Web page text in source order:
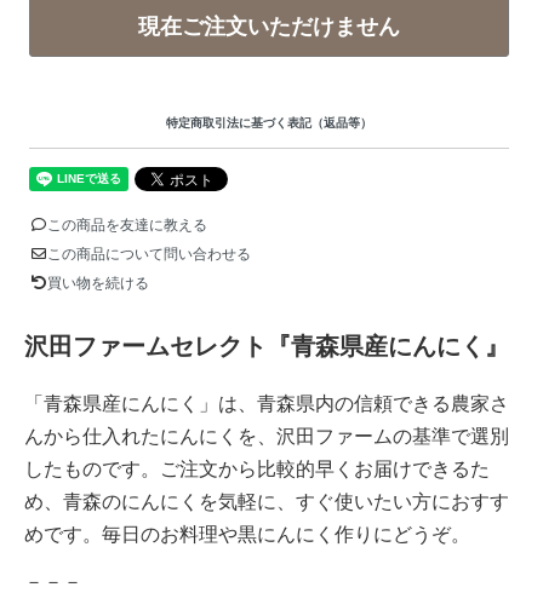
現在ご注文いただけません
特定商取引法に基づく表記（返品等）
この商品を友達に教える
この商品について問い合わせる
買い物を続ける
沢田ファームセレクト『青森県産にんにく』
「青森県産にんにく」は、青森県内の信頼できる農家さ
んから仕入れたにんにくを、沢田ファームの基準で選別
したものです。ご注文から比較的早くお届けできるた
め、青森のにんにくを気軽に、すぐ使いたい方におすす
めです。毎日のお料理や黒にんにく作りにどうぞ。
－－－